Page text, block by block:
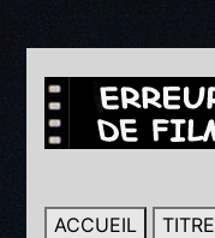
ACCUEIL TITRE